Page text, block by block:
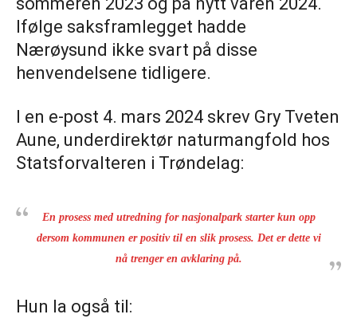
Ifølge saksframlegget hadde
Nærøysund ikke svart på disse
henvendelsene tidligere.
I en e-post 4. mars 2024 skrev Gry Tveten
Aune, underdirektør naturmangfold hos
Statsforvalteren i Trøndelag:
En prosess med utredning for nasjonalpark starter kun opp
dersom kommunen er positiv til en slik prosess. Det er dette vi
nå trenger en avklaring på.
Hun la også til: